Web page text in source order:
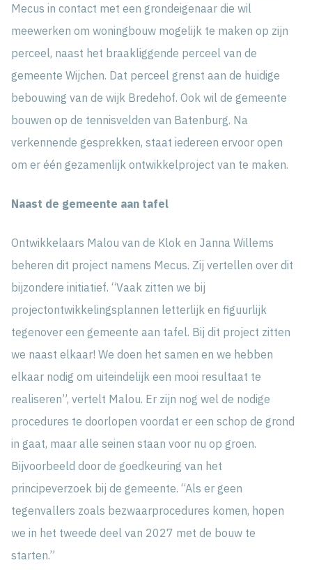
Mecus in contact met een grondeigenaar die wil
meewerken om woningbouw mogelijk te maken op zijn
perceel, naast het braakliggende perceel van de
gemeente Wijchen. Dat perceel grenst aan de huidige
bebouwing van de wijk Bredehof. Ook wil de gemeente
bouwen op de tennisvelden van Batenburg. Na
verkennende gesprekken, staat iedereen ervoor open
om er één gezamenlijk ontwikkelproject van te maken.
Naast de gemeente aan tafel
Ontwikkelaars Malou van de Klok en Janna Willems
beheren dit project namens Mecus. Zij vertellen over dit
bijzondere initiatief. “Vaak zitten we bij
projectontwikkelingsplannen letterlijk en figuurlijk
tegenover een gemeente aan tafel. Bij dit project zitten
we naast elkaar! We doen het samen en we hebben
elkaar nodig om uiteindelijk een mooi resultaat te
realiseren”, vertelt Malou. Er zijn nog wel de nodige
procedures te doorlopen voordat er een schop de grond
in gaat, maar alle seinen staan voor nu op groen.
Bijvoorbeeld door de goedkeuring van het
principeverzoek bij de gemeente. “Als er geen
tegenvallers zoals bezwaarprocedures komen, hopen
we in het tweede deel van 2027 met de bouw te
starten.”